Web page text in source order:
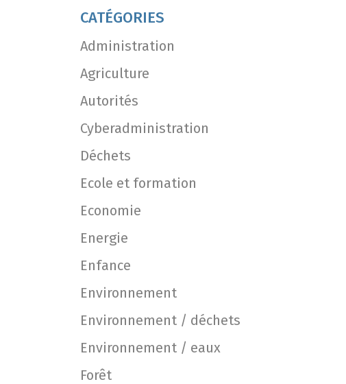
CATÉGORIES
Administration
Agriculture
Autorités
Cyberadministration
Déchets
Ecole et formation
Economie
Energie
Enfance
Environnement
Environnement / déchets
Environnement / eaux
Forêt